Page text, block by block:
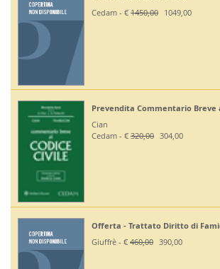
Cedam - €
1450,00 1049,00
Prevendita Commentario Breve al Codice Civile
Cian
Cedam - €
320,00 304,00
Offerta - Trattato Diritto di Famiglia 4 Volumi
Giuffrè - €
460,00 390,00